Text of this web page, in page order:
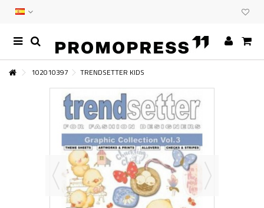
102010397 TRENDSETTER KIDS